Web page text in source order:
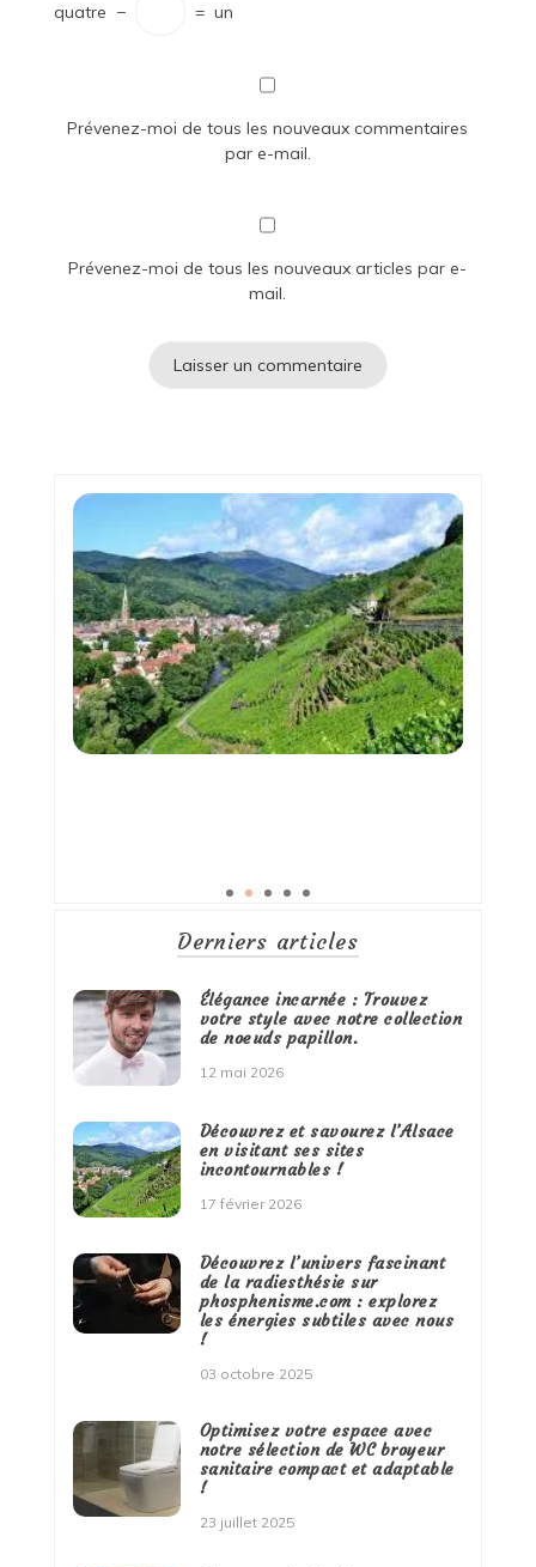
quatre − = un
Prévenez-moi de tous les nouveaux commentaires
par e-mail.
Prévenez-moi de tous les nouveaux articles par e-
mail.
Derniers articles
Élégance incarnée : Trouvez
votre style avec notre collection
de noeuds papillon.
12 mai 2026
Découvrez et savourez l’Alsace
en visitant ses sites
incontournables !
17 février 2026
Découvrez l’univers fascinant
de la radiesthésie sur
phosphenisme.com : explorez
les énergies subtiles avec nous
!
03 octobre 2025
Optimisez votre espace avec
notre sélection de WC broyeur
sanitaire compact et adaptable
!
23 juillet 2025